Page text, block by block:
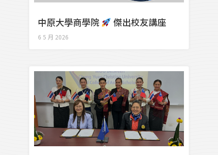
中原大學商學院 傑出校友講座
6 5 月 2026